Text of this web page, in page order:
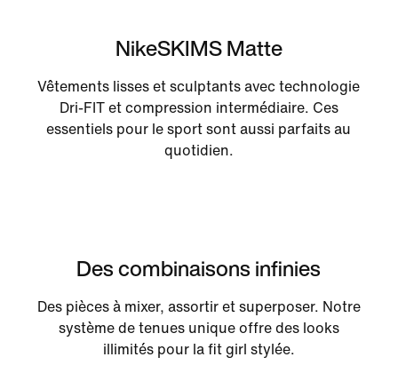
NikeSKIMS Matte
Vêtements lisses et sculptants avec technologie
Dri-FIT et compression intermédiaire. Ces
essentiels pour le sport sont aussi parfaits au
quotidien.
Des combinaisons infinies
Des pièces à mixer, assortir et superposer. Notre
système de tenues unique offre des looks
illimités pour la fit girl stylée.